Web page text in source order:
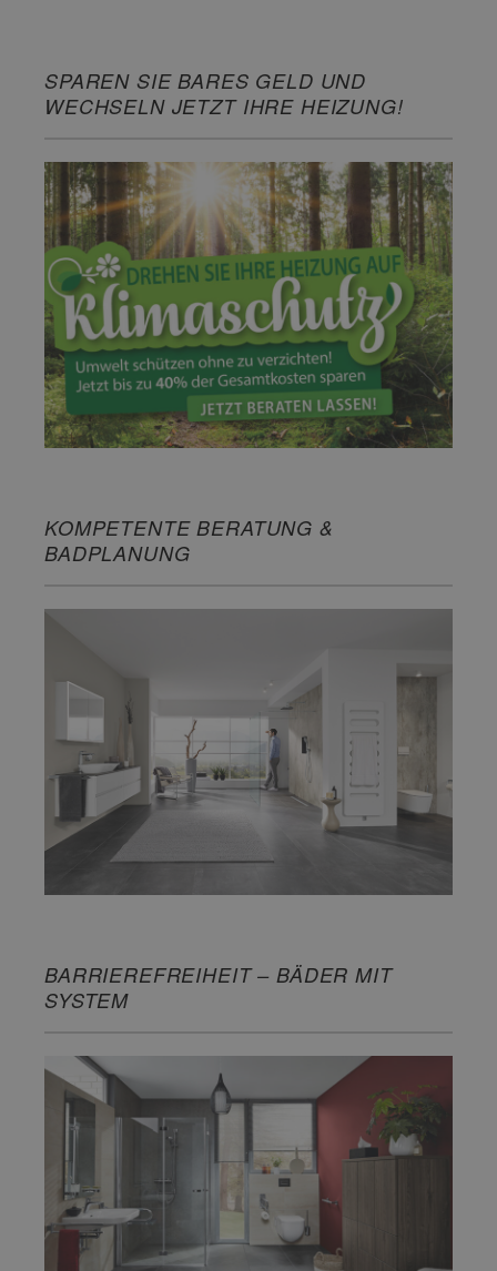
SPAREN SIE BARES GELD UND
WECHSELN JETZT IHRE HEIZUNG!
KOMPETENTE BERATUNG &
BADPLANUNG
BARRIEREFREIHEIT – BÄDER MIT
SYSTEM